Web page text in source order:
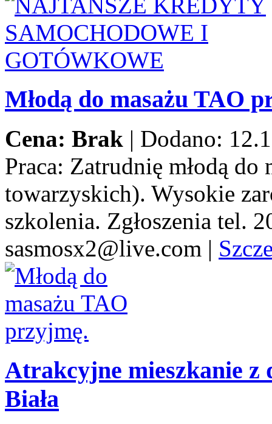
Młodą do masażu TAO
Cena: Brak | Dodano:
Praca: Zatrudnię młodą do
towarzyskich). Wysokie
szkolenia. Zgłoszenia tel.
sasmosx2@live.com |
Atrakcyjne mieszkanie z
Biała